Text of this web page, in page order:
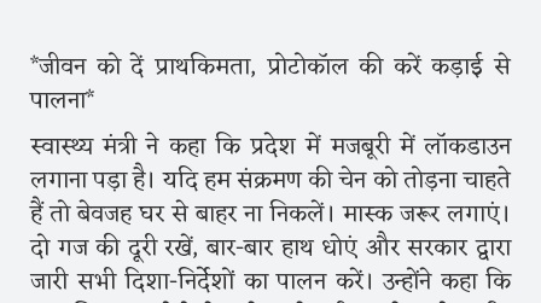
*जीवन को दें प्राथकिमता, प्रोटोकॉल की करें कड़ाई से
पालना*
स्वास्थ्य मंत्री ने कहा कि प्रदेश में मजबूरी में लॉकडाउन
लगाना पड़ा है। यदि हम संक्रमण की चेन को तोड़ना चाहते
हैं तो बेवजह घर से बाहर ना निकलें। मास्क जरूर लगाएं।
दो गज की दूरी रखें, बार-बार हाथ धोएं और सरकार द्वारा
जारी सभी दिशा-निर्देशों का पालन करें। उन्होंने कहा कि